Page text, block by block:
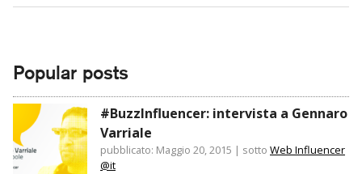
Popular posts
#BuzzInfluencer: intervista a Gennaro
Varriale
pubblicato: Maggio 20, 2015 | sotto Web Influencer
@it